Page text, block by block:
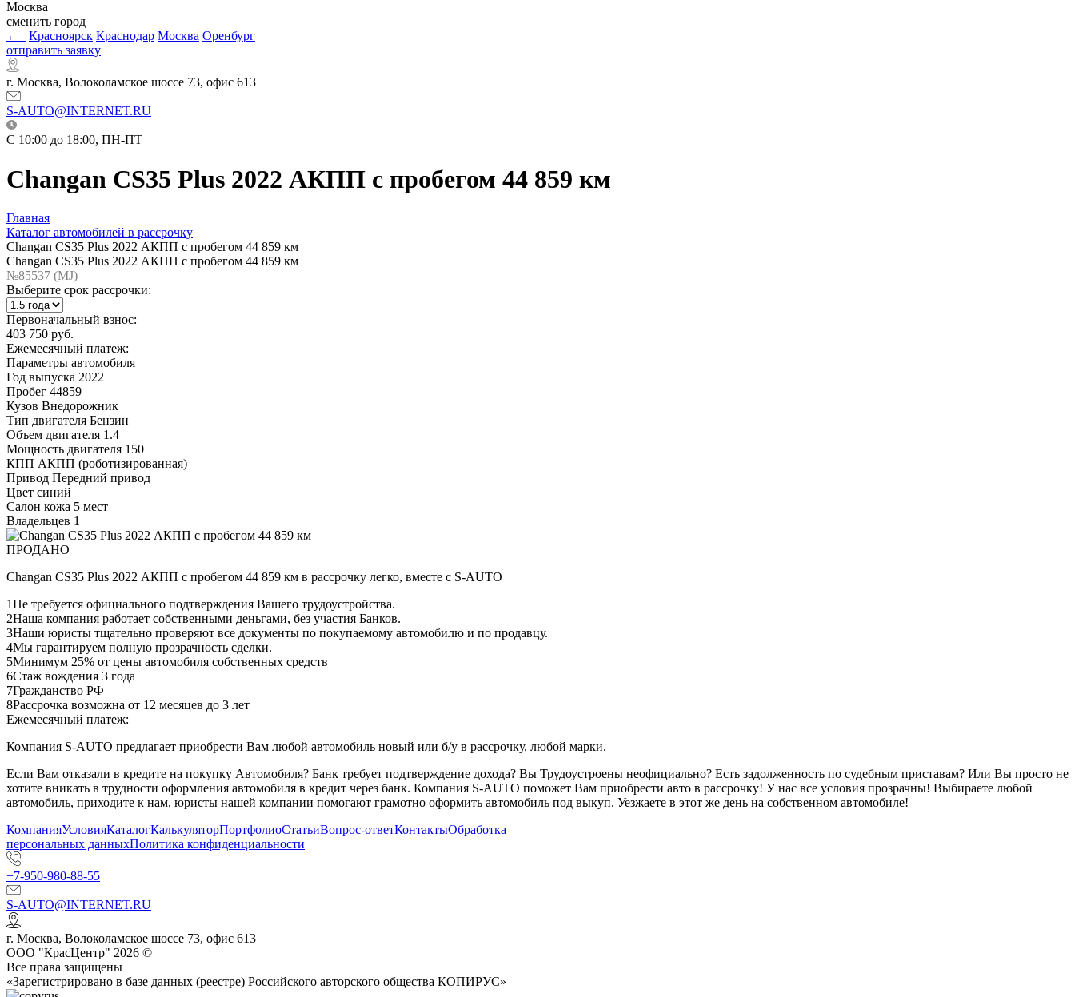
Москва
сменить город
←
Красноярск Краснодар Москва Оренбург
отправить заявку
г. Москва, Волоколамское шоссе 73, офис 613
S-AUTO@INTERNET.RU
C 10:00 до 18:00, ПН-ПТ
Changan CS35 Plus 2022 АКПП с пробегом 44 859 км
Главная
Каталог автомобилей в рассрочку
Changan CS35 Plus 2022 АКПП с пробегом 44 859 км
Changan CS35 Plus 2022 АКПП с пробегом 44 859 км
№85537 (МJ)
Выберите срок рассрочки:
Первоначальный взнос:
403 750 руб.
Ежемесячный платеж:
Параметры автомобиля
Год выпуска 2022
Пробег 44859
Кузов Внедорожник
Тип двигателя Бензин
Объем двигателя 1.4
Мощность двигателя 150
КПП АКПП (роботизированная)
Привод Передний привод
Цвет синий
Салон кожа 5 мест
Владельцев 1
ПРОДАНО
Changan CS35 Plus 2022 АКПП с пробегом 44 859 км в рассрочку легко, вместе с S-AUTO
1Не требуется официального подтверждения Вашего трудоустройства.
2Наша компания работает собственными деньгами, без участия Банков.
3Наши юристы тщательно проверяют все документы по покупаемому автомобилю и по продавцу.
4Мы гарантируем полную прозрачность сделки.
5Минимум 25% от цены автомобиля собственных средств
6Стаж вождения 3 года
7Гражданство РФ
8Рассрочка возможна от 12 месяцев до 3 лет
Ежемесячный платеж:
Компания S-AUTO предлагает приобрести Вам любой автомобиль новый или б/у в рассрочку, любой марки.
Если Вам отказали в кредите на покупку Автомобиля? Банк требует подтверждение дохода? Вы Трудоустроены неофициально? Есть задолженность по судебным приставам? Или Вы просто не
хотите вникать в трудности оформления автомобиля в кредит через банк. Компания S-AUTO поможет Вам приобрести авто в рассрочку! У нас все условия прозрачны! Выбираете любой
автомобиль, приходите к нам, юристы нашей компании помогают грамотно оформить автомобиль под выкуп. Уезжаете в этот же день на собственном автомобиле!
КомпанияУсловияКаталогКалькуляторПортфолиоСтатьиВопрос-ответКонтактыОбработка
персональных данныхПолитика конфиденциальности
+7-950-980-88-55
S-AUTO@INTERNET.RU
г. Москва, Волоколамское шоссе 73, офис 613
ООО "КрасЦентр" 2026 ©
Все права защищены
«Зарегистрировано в базе данных (реестре) Российского авторского общества КОПИРУС»